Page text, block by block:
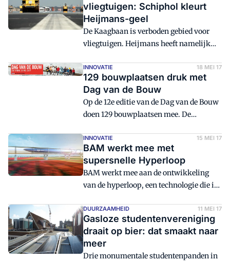
vliegtuigen: Schiphol kleurt
Heijmans-geel
De Kaagbaan is verboden gebied voor
vliegtuigen. Heijmans heeft namelijk
voor groot onderhoud. De aanpak is
integraler dan ooit. Normaal landen de
zwaarste Boeings met een kracht van
250 kilometer per uur op de 75
centimeter fundering met 20 centimeter
INNOVATIE 18 MEI 17
129 bouwplaatsen druk met
Dag van de Bouw
Op de 12e editie van de Dag van de Bouw
doen 129 bouwplaatsen mee. De
want je kunt niet zomaar duizenden
mensen toelaten op je bouwplaats.
INNOVATIE 15 MEI 17
BAM werkt mee met
supersnelle Hyperloop
BAM werkt mee aan de ontwikkeling
van de hyperloop, een technologie die in
vervoer mogelijk moet maken. Het
bouwbedrijf gaat de Delftse start-up
HARDT helpen bij de bouw van een
testfaciliteit.
DUURZAAMHEID 11 MEI 17
Gasloze studentenvereniging
draait op bier: dat smaakt naar
meer
Drie monumentale studentenpanden in